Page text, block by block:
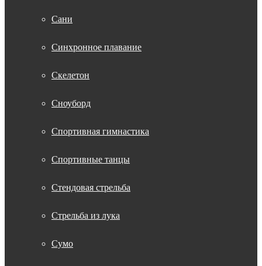
Сани
Синхронное плавание
Скелетон
Сноуборд
Спортивная гимнастика
Спортивные танцы
Стендовая стрельба
Стрельба из лука
Сумо